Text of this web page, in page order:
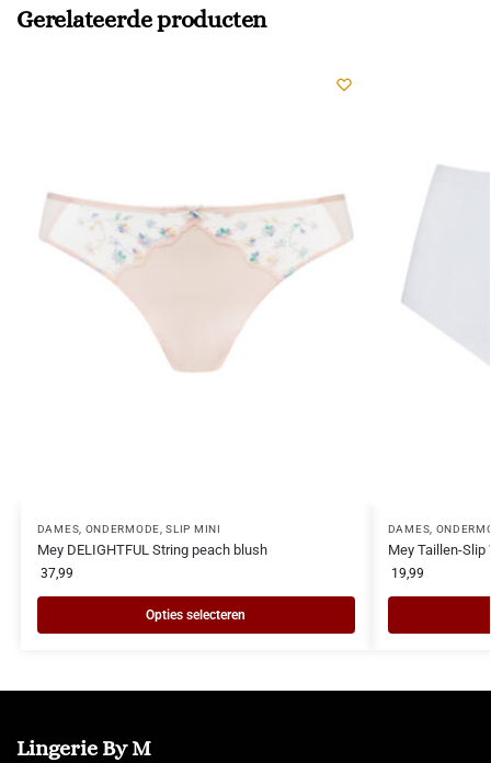
Gerelateerde producten
DAMES, ONDERMODE,SLIP MINI
Mey DELIGHTFUL String peach blush
37,99
Opties selecteren
DAMES,
Mey Taillen-Slip
19,99
Lingerie By M